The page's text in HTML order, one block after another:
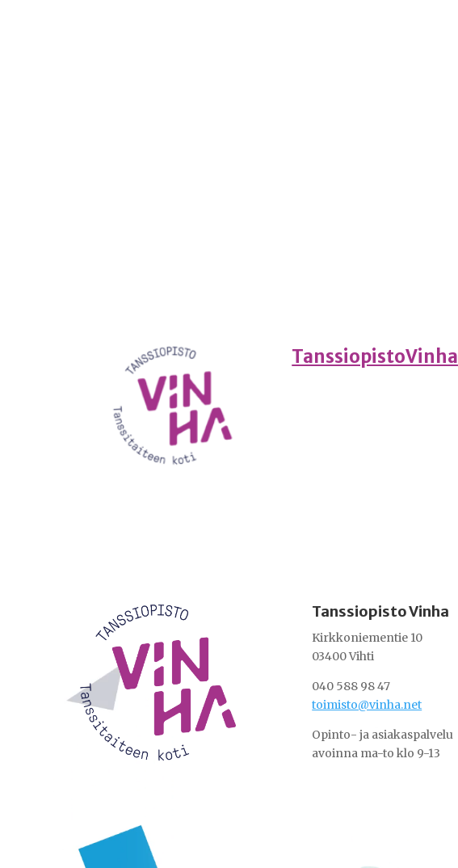
TanssiopistoVinha
Tanssiopisto Vinha
Kirkkoniementie 10
03400 Vihti
040 588 98 47
toimisto@vinha.net
Opinto- ja asiakaspalvelu
avoinna ma-to klo 9-13